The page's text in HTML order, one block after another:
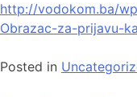
http://vodokom.ba/
Obrazac-za-prijavu-
Posted in